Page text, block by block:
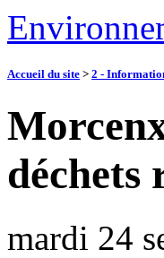
Accueil du site > 2 -
déchets
mardi 24